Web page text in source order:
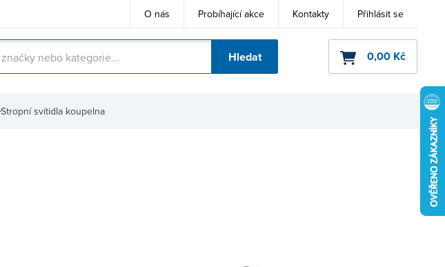
O nás Probíhající akce Kontakty Přihlásit se
Hledat 0,00 Kč
Stropní svítidla koupelna